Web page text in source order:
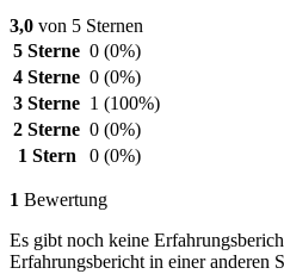
3,0 von 5 Sternen
5 Sterne 0 (0%)
4 Sterne 0 (0%)
3 Sterne 1 (100%)
2 Sterne 0 (0%)
1 Stern
0 (0%)
1 Bewertung
Es gibt noch keine
Erfahrungsbericht in einer anderen